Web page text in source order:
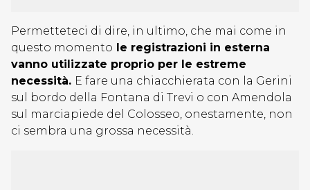
Permetteteci di dire, in ultimo, che mai come in
questo momento le registrazioni in esterna
vanno utilizzate proprio per le estreme
necessità. E fare una chiacchierata con la Gerini
sul bordo della Fontana di Trevi o con Amendola
sul marciapiede del Colosseo, onestamente, non
ci sembra una grossa necessità.